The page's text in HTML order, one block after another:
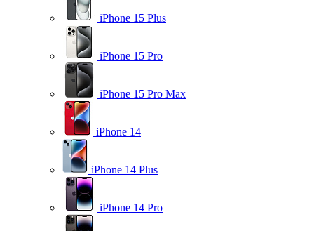
iPhone 15 Plus
iPhone 15 Pro
iPhone 15 Pro Max
iPhone 14
iPhone 14 Plus
iPhone 14 Pro